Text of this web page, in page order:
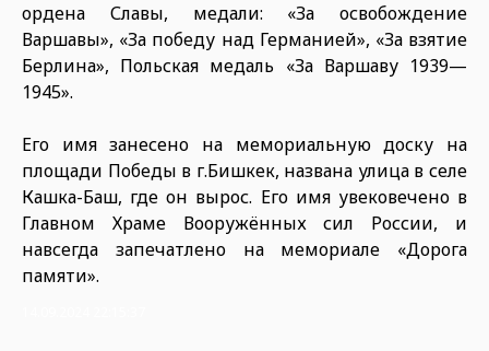
ордена Славы, медали: «За освобождение
Варшавы», «За победу над Германией», «За взятие
Берлина», Польская медаль «За Варшаву 1939—
1945».
Его имя занесено на мемориальную доску на
площади Победы в г.Бишкек, названа улица в селе
Кашка-Баш, где он вырос. Его имя увековечено в
Главном Храме Вооружённых сил России, и
навсегда запечатлено на мемориале «Дорога
памяти».